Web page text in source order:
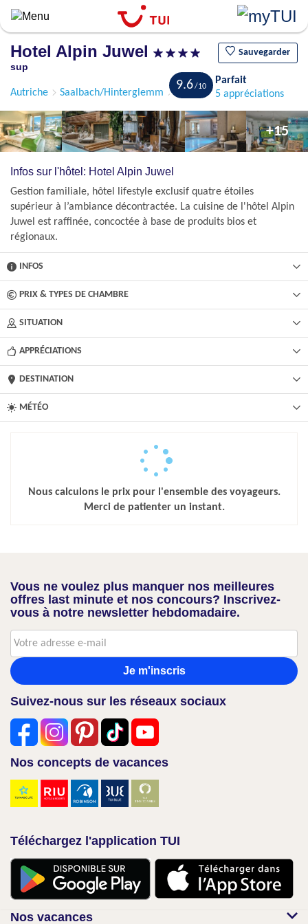
Aller
au
principal
Hotel Alpin Juwel
sup
Sauvegarder
Autriche Saalbach/Hinterglemm Hinterglemm
9.6
Parfait
5 appréciations
+15
Infos sur l'hôtel: Hotel Alpin Juwel
Gestion familiale, hôtel lifestyle exclusif quatre étoiles
supérieur à l’ambiance décontractée. La cuisine de l'hôtel Alpin
Juwel est raffinée, concoctée à base de produits bios et
régionaux.
INFOS
PRIX & TYPES DE CHAMBRE
SITUATION
APPRÉCIATIONS
DESTINATION
MÉTÉO
Nous calculons le prix pour l'ensemble des voyageurs.
Merci de patienter un instant.
Vous ne voulez plus manquer nos meilleures
offres last minute et nos concours? Inscrivez-
vous à notre newsletter hebdomadaire.
Je m'inscris
Suivez-nous sur les réseaux sociaux
Nos concepts de vacances
Téléchargez l'application TUI
Nos vacances